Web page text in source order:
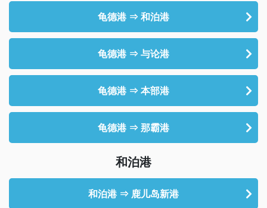
龟德港 ⇒ 和泊港
龟德港 ⇒ 与论港
龟德港 ⇒ 本部港
龟德港 ⇒ 那霸港
和泊港
和泊港 ⇒ 鹿儿岛新港